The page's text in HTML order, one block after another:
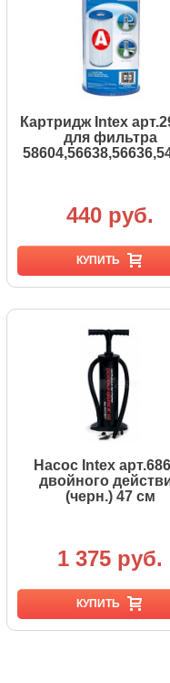
Картридж Intex
для фильтра
440 руб.
КУПИТЬ
Насос Intex
двойного
(черн.) 47 см
1 375 руб.
КУПИТЬ